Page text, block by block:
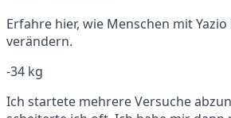
Erfahre hier, wie Menschen mit
verändern.
-34 kg
Ich startete mehrere Versuche